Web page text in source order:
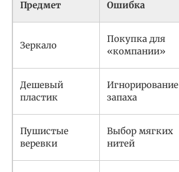
Предмет Ошибка
Зеркало
Покупка для
«компании»
Дешевый
пластик
Игнорирование
запаха
Пушистые
веревки
Выбор мягких
нитей